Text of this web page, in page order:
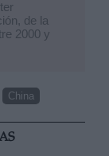
de la
2000 y
China